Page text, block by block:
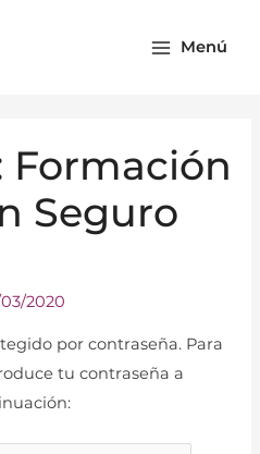
Menu
Menú
Formación
Seguro
2020
por contraseña. Para
tu contraseña a